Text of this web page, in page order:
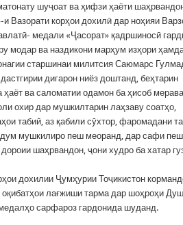
шуҷоат ва ҳифзи ҳаёти
корҳои дохилӣ дар ноҳияи
медали «Ҷасорат» қадршиносӣ
модар ва наздикони марҳум изҳори
старшинаи милитсия Саюмарс
дигарон ниёз доштанд, беҳтарин
ва саломатии одамон ба ҳисоб
охир дар мушкилтарин лаҳзаву соатҳо,
табиӣ, аз қабили сӯхтор, фаромадани
мушкилиро пеш меоранд, дар сафи
шаҳрвандон, ҷони худро ба хатар
дохилии Ҷумҳурии Тоҷикистон
лағжиши тарма дар шоҳроҳи
сарфароз гардонида шуданд.